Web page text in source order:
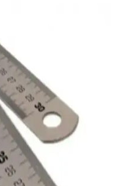
tasarımı ve güçlü
Çetvel
hassas ölçüm ve
artırır ve zaman
Şerit Metre İnşaat ve
Ölçüm Aracı
dayanıklı ABS kasa ve
projelerinde yüksek